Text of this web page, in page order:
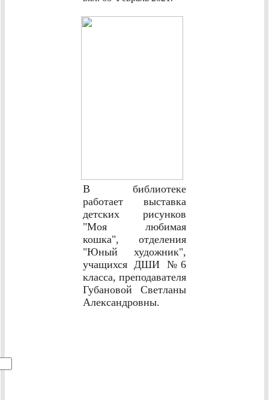
В библиотеке
работает выставка
детских рисунков
"Моя любимая
кошка", отделения
"Юный художник",
учащихся ДШИ №6
класса, преподавателя
Губановой Светланы
Александровны.